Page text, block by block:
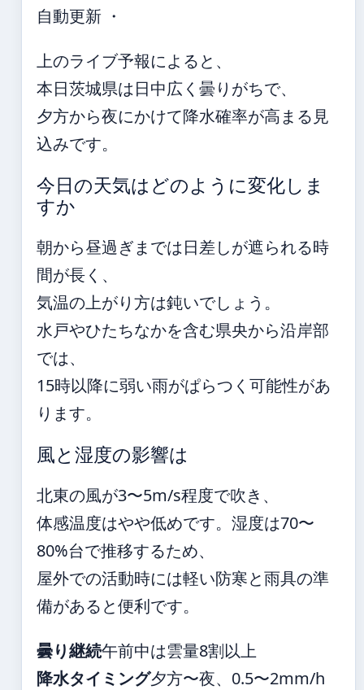
自動更新 ・
上のライブ予報によると、
本日茨城県は日中広く曇りがちで、
夕方から夜にかけて降水確率が高まる見
込みです。
今日の天気はどのように変化しま
すか
朝から昼過ぎまでは日差しが遮られる時
間が長く、
気温の上がり方は鈍いでしょう。
水戸やひたちなかを含む県央から沿岸部
では、
15時以降に弱い雨がぱらつく可能性があ
ります。
風と湿度の影響は
北東の風が3〜5m/s程度で吹き、
体感温度はやや低めです。湿度は70〜
80%台で推移するため、
屋外での活動時には軽い防寒と雨具の準
備があると便利です。
曇り継続午前中は雲量8割以上
降水タイミング夕方〜夜、0.5〜2mm/h